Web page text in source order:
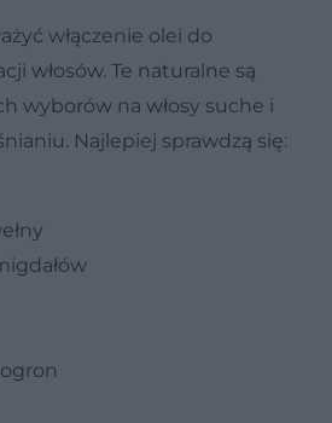
włączenie olei do
włosów. Te naturalne są
wyborów na włosy suche i
Najlepiej sprawdzą się: